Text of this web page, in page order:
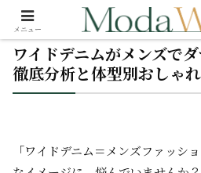
ワイドデニムがメンズで
徹底分析と体型別おしゃ
「ワイドデニム＝メンズファッシ
メニュー